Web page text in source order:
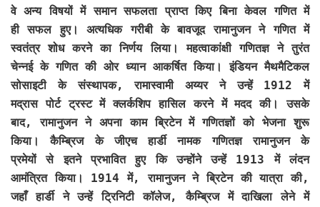
वे अन्य विषयों में समान सफलता प्राप्त किए बिना केवल गणित में
ही सफल हुए। अत्यधिक गरीबी के बावजूद रामानुजन ने गणित में
स्वतंत्र शोध करने का निर्णय लिया। महत्वाकांक्षी गणितज्ञ ने तुरंत
चेन्नई के गणित की ओर ध्यान आकर्षित किया। इंडियन मैथमैटिकल
सोसाइटी के संस्थापक, रामास्वामी अय्यर ने उन्हें 1912 में
मद्रास पोर्ट ट्रस्ट में क्लर्कशिप हासिल करने में मदद की। उसके
बाद, रामानुजन ने अपना काम ब्रिटेन में गणितज्ञों को भेजना शुरू
किया। कैम्ब्रिज के जीएच हार्डी नामक गणितज्ञ रामानुजन के
प्रमेयों से इतने प्रभावित हुए कि उन्होंने उन्हें 1913 में लंदन
आमंत्रित किया। 1914 में, रामानुजन ने ब्रिटेन की यात्रा की,
जहाँ हार्डी ने उन्हें ट्रिनिटी कॉलेज, कैम्ब्रिज में दाखिला लेने में